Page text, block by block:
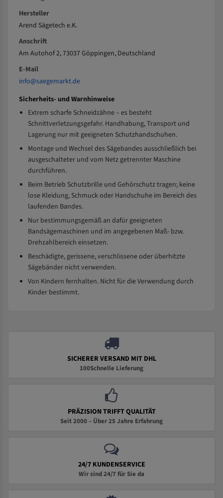
Hersteller
Arend Sägetech e.K.
Anschrift
Am Autohof 2, 73037 Göppingen, Deutschland
E-Mail
info@saegemarkt.de
Sicherheits- und Warnhinweise
Extrem scharfe Schneidzähne – es besteht
Schnittverletzungsgefahr. Handhabung, Transport und
Lagerung nur mit geeigneten Schutzhandschuhen.
Montage und Wechsel des Sägebandes ausschließlich bei
ausgeschalteter und vom Netz getrennter Maschine
durchführen.
Beim Betrieb Schutzbrille und Gehörschutz tragen; keine
lose Kleidung, Schmuck oder Handschuhe im Bereich des
laufenden Bandes.
Nur bestimmungsgemäß an dafür geeigneten
Bandsägemaschinen und im angegebenen Maß- bzw.
Drehzahlbereich einsetzen.
Beschädigte, gerissene, verschlissene oder überhitzte
Sägebänder nicht verwenden.
Von Kindern fernhalten. Nicht für die Verwendung durch
Kinder bestimmt.
SICHERER VERSAND MIT DHL
100Schnelle Lieferung
PRÄZISION TRIFFT QUALITÄT
Seit 2000 – Über 25 Jahre Erfahrung
24/7 KUNDENSERVICE
Wir sind 24/7 für Sie da